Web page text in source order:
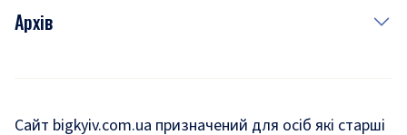
Архів
Сайт bigkyiv.com.ua призначений для осіб які старші